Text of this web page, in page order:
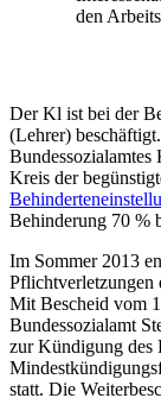
den
Der Kl ist bei der
(Lehrer)
Kreis der
Behinderung 70 %
Im Sommer 2013
Pflichtverletzungen
Mit Bescheid vom
Bundessozialamt
zur Kündigung des
statt. Die